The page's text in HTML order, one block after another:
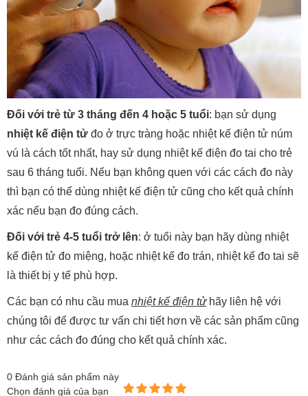
Đối với trẻ từ 3 tháng đến 4 hoặc 5 tuổi: bạn sử dụng
nhiệt kế điện tử đo ở trực tràng hoặc nhiệt kế điện tử núm
vú là cách tốt nhất, hay sử dụng nhiệt kế điện đo tai cho trẻ
sau 6 tháng tuổi. Nếu bạn không quen với các cách đo này
thì bạn có thể dùng nhiệt kế điện tử cũng cho kết quả chính
xác nếu bạn đo đúng cách.
Đối với trẻ 4-5 tuổi trở lên: ở tuổi này bạn hãy dùng nhiệt
kế điện tử đo miệng, hoặc nhiệt kế đo trán, nhiệt kế đo tai sẽ
là thiết bị y tế phù hợp.
Các bạn có nhu cầu mua nhiệt kế điện tửhãy liên hệ với
chúng tôi để được tư vấn chi tiết hơn về các sản phẩm cũng
như các cách đo đúng cho kết quả chính xác.
0 Đánh giá sản phẩm này
Chọn đánh giá của bạn